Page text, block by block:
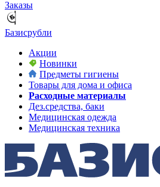
Заказы
Базисрубли
Акции
Новинки
Предметы гигиены
Товары для дома и офиса
Расходные материалы
Дез.средства, баки
Медицинская одежда
Медицинская техника